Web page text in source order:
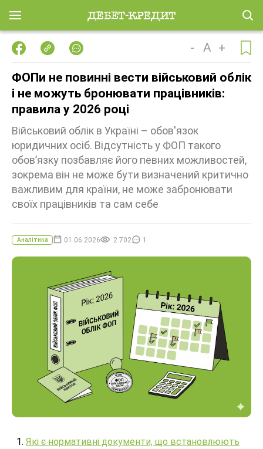
- A +
ФОПи не повинні вести військовий облік
і не можуть бронювати працівників:
правила у 2026 році
Військовий облік в Україні – обов'язок
юридичних осіб. Відсутність у ФОП такого
обов’язку позбавляє його певних можливостей,
зокрема він не може бути визначений критично
важливим для країни, не може забронювати
своїх працівників та сам себе
Аналітика 01.06.2026 2 702 1
Які є нормативні документи, що встановлюють